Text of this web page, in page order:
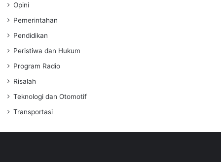
Opini
Pemerintahan
Pendidikan
Peristiwa dan Hukum
Program Radio
Risalah
Teknologi dan Otomotif
Transportasi